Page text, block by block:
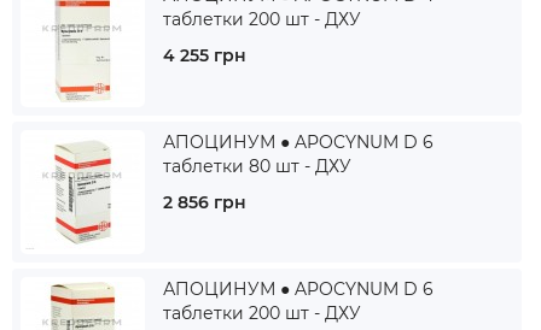
таблетки 200 шт - ДХУ
4 255 грн
АПОЦИНУМ ● APOCYNUM D 6
таблетки 80 шт - ДХУ
2 856 грн
АПОЦИНУМ ● APOCYNUM D 6
таблетки 200 шт - ДХУ